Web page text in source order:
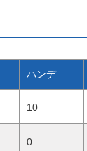
ハンデ
10
0